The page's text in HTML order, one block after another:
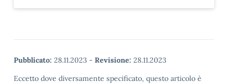
Pubblicato: 28.11.2023 - Revisione: 28.11.2023
Eccetto dove diversamente specificato, questo articolo è